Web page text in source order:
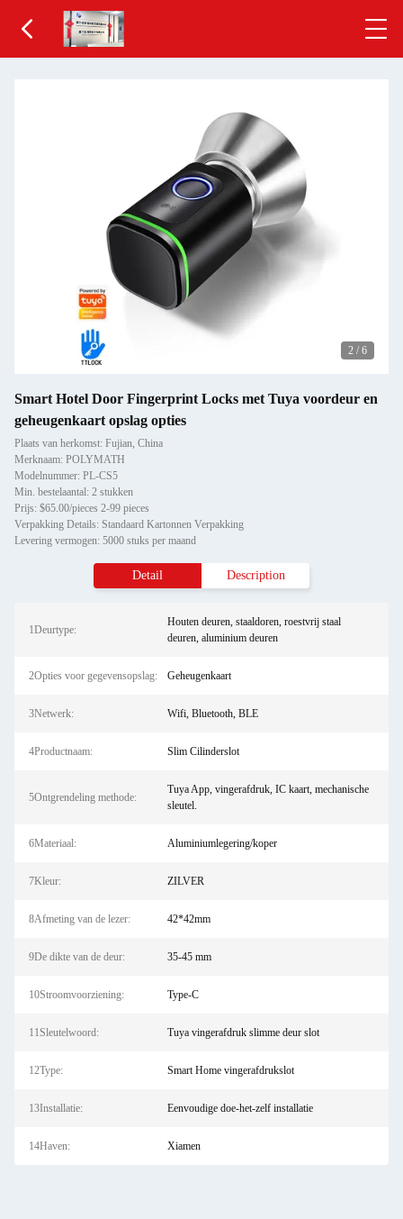
2 / 6
Smart Hotel Door Fingerprint Locks met Tuya voordeur en
geheugenkaart opslag opties
Plaats van herkomst: Fujian, China
Merknaam: POLYMATH
Modelnummer: PL-CS5
Min. bestelaantal: 2 stukken
Prijs: $65.00/pieces 2-99 pieces
Verpakking Details: Standaard Kartonnen Verpakking
Levering vermogen: 5000 stuks per maand
Detail Description
1Deurtype:
Houten deuren, staaldoren, roestvrij staal
deuren, aluminium deuren
2Opties voor gegevensopslag: Geheugenkaart
3Netwerk: Wifi, Bluetooth, BLE
4Productnaam: Slim Cilinderslot
5Ontgrendeling methode:
Tuya App, vingerafdruk, IC kaart, mechanische
sleutel.
6Materiaal: Aluminiumlegering/koper
7Kleur: ZILVER
8Afmeting van de lezer: 42*42mm
9De dikte van de deur: 35-45 mm
10Stroomvoorziening: Type-C
11Sleutelwoord: Tuya vingerafdruk slimme deur slot
12Type: Smart Home vingerafdrukslot
13Installatie: Eenvoudige doe-het-zelf installatie
14Haven: Xiamen